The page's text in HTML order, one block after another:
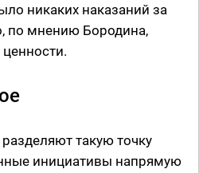
никаких наказаний за
по мнению Бородина,
такую точку
инициативы напрямую